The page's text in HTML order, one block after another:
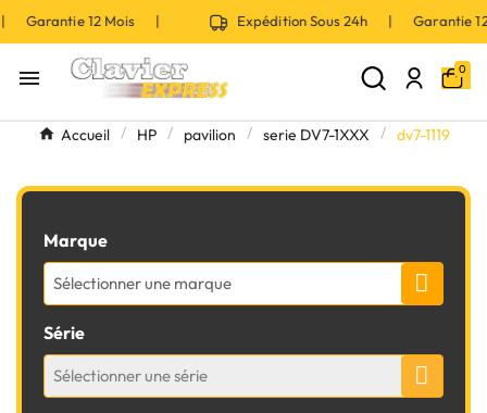
Garantie 12 Mois | Expédition Sous 24h | Garantie
 0
Accueil HP pavilion serie DV7-1XXX dv7-1119
Marque
Sélectionner une marque
Série
Sélectionner une série